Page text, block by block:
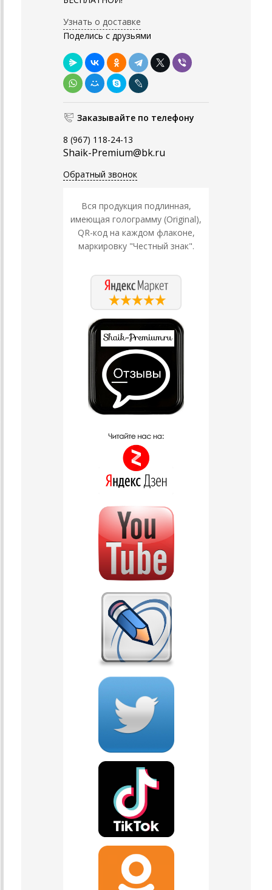
Узнать о доставке
Поделись с друзьями
Заказывайте по телефону
8 (967) 118-24-13
Shaik-Premium@bk.ru
Обратный звонок
Вся продукция подлинная,
имеющая голограмму (Original),
QR-код на каждом флаконе,
маркировку "Честный знак".